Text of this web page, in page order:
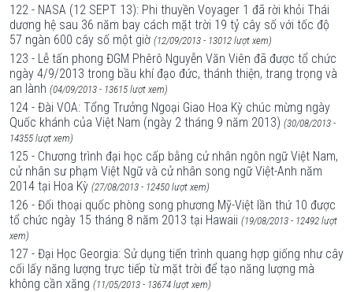
122 - NASA (12 SEPT 13): Phi thuyền Voyager 1 đã rời khỏi Thái
dương hệ sau 36 năm bay cách mặt trời 19 tỷ cây số với tốc độ
57 ngàn 600 cây số một giờ (12/09/2013 - 13012 lượt xem)
123 - Lễ tấn phong ĐGM Phêrô Nguyễn Văn Viên đã được tổ chức
ngày 4/9/2013 trong bầu khí đạo đức, thánh thiện, trang trọng và
an lành (04/09/2013 - 13615 lượt xem)
124 - Đài VOA: Tổng Trưởng Ngoại Giao Hoa Kỳ chúc mừng ngày
Quốc khánh của Việt Nam (ngày 2 tháng 9 năm 2013) (30/08/2013 -
14355 lượt xem)
125 - Chương trình đại học cấp bằng cử nhân ngôn ngữ Việt Nam,
cử nhân sư phạm Việt Ngữ và cử nhân song ngữ Việt-Anh năm
2014 tại Hoa Kỳ (27/08/2013 - 12450 lượt xem)
126 - Đối thoại quốc phòng song phương Mỹ-Việt lần thứ 10 được
tổ chức ngày 15 tháng 8 năm 2013 tại Hawaii (19/08/2013 - 12492 lượt
xem)
127 - Đại Học Georgia: Sử dụng tiến trình quang hợp giống như cây
cối lấy năng lượng trực tiếp từ mặt trời để tạo năng lượng mà
không cần xăng (11/05/2013 - 13674 lượt xem)